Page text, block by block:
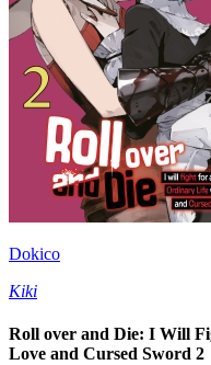
Dokico
Kiki
Roll over and Die: I Will
Love and Cursed Sword 2